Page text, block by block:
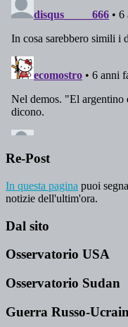
Re-Post
In questa pagina puoi
notizie dell'ultim'ora.
Dal sito
Osservatorio USA
Osservatorio Sudan
Guerra Russo-